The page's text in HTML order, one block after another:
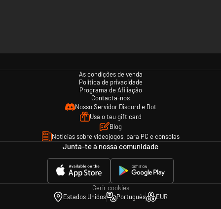
As condições de venda
Política de privacidade
Programa de Afiliação
Contacta-nos
Nosso Servidor Discord e Bot
Usa o teu gift card
Blog
Notícias sobre videojogos, para PC e consolas
Junta-te à nossa comunidade
Gerir cookies
Estados Unidos
Português EUR